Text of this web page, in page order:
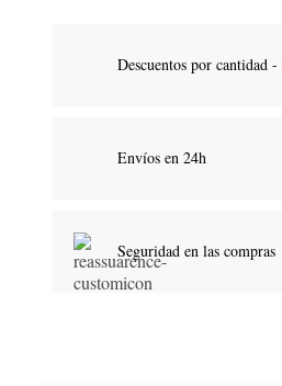
Descuentos por cantidad -
Envíos en 24h
Seguridad en las compras